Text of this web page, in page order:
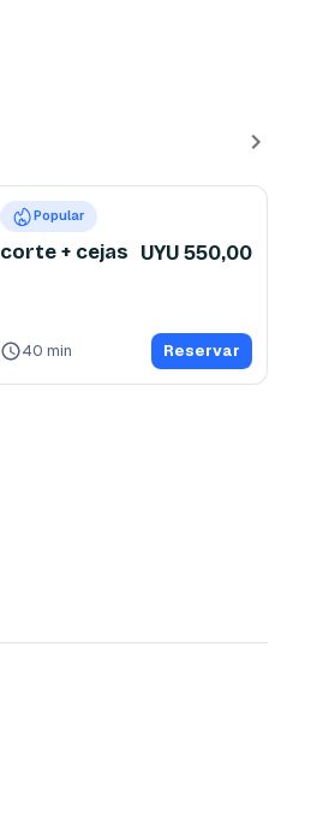
Popular
corte + cejas UYU 550,00
40 min Reservar